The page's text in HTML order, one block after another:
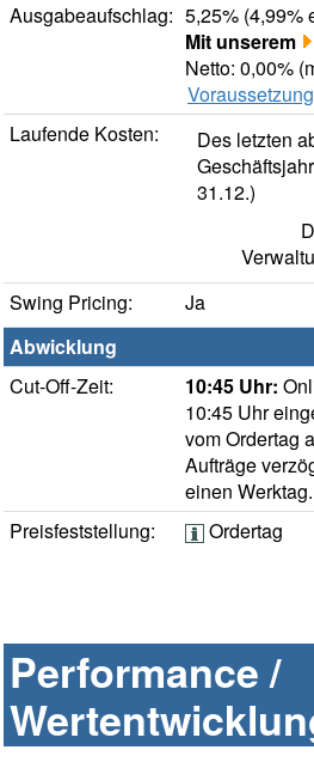
Ausgabeaufschlag: 5,25% (4,99%
Mit unserem
Netto: 0,00%
Laufende Kosten:
Des letzten
31.12.)
Swing Pricing:
Ja
Abwicklung
Cut-Off-Zeit:
10:45 Uhr:
10:45 Uhr
vom Ordertag
Aufträge
einen Werktag.
Preisfeststellung:
Ordertag
Performance /